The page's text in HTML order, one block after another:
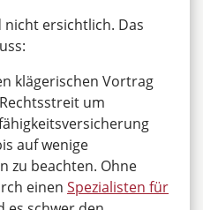
ersichtlich. Das
klägerischen Vortrag
um
auf wenige
zu beachten. Ohne
einen Spezialisten für